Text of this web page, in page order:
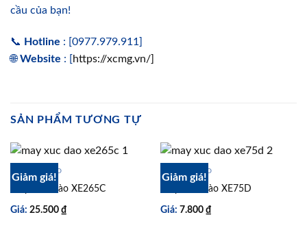
cầu của bạn!
📞 Hotline : [0977.979.911]
🌐Website : [https://xcmg.vn/]
SẢN PHẨM TƯƠNG TỰ
Giảm giá!
MÁY XÚC ĐÀO
Máy Xúc Đào XE265C
Giá: 25.500 ₫
Giảm giá!
MÁY XÚC ĐÀO
Máy Xúc Đào XE75D
Giá: 7.800 ₫